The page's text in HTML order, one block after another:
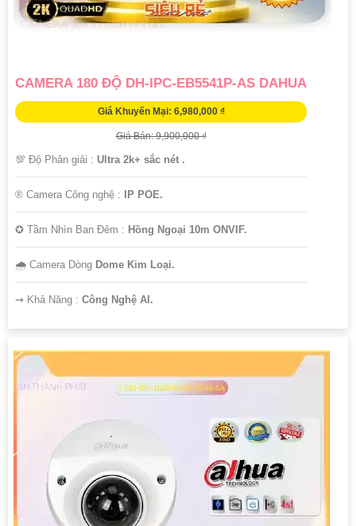
CAMERA 180 ĐỘ DH-IPC-EB5541P-AS DAHUA
Giá Khuyến Mại: 6,980,000 ₫
Giá Bán: 9,900,000 ₫
💯 Độ Phân giải : Ultra 2k+ sắc nét .
®️ Camera Công nghệ : IP POE.
✪ Tầm Nhìn Ban Đêm : Hồng Ngoại 10m ONVIF.
🌧️ Camera Dòng Dome Kim Loại.
️⇝ Khả Năng : Công Nghệ AI.